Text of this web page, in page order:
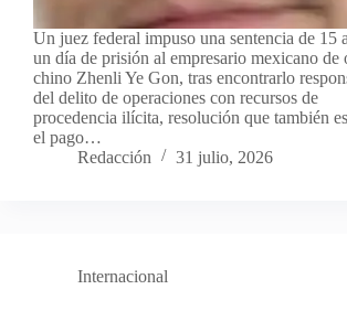
Un juez federal impuso una sentencia de 15
un día de prisión al empresario mexicano de
chino Zhenli Ye Gon, tras encontrarlo
del delito de operaciones con recursos de
procedencia ilícita, resolución que también
el pago…
Redacción
31 julio, 2026
Internacional